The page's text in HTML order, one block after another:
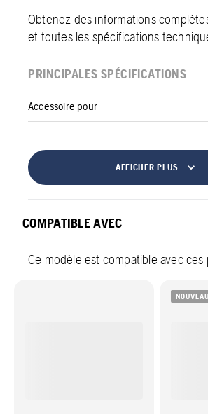
Obtenez des informations
et toutes les spécifications
PRINCIPALES SPÉCIFICATIONS
Accessoire pour
AFFICHER PLUS
COMPATIBLE AVEC
Ce modèle est compatible avec ces
NOUVEAU